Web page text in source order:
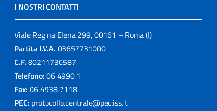
I NOSTRI CONTATTI
Viale Regina Elena 299, 00161 – Roma (I)
Partita I.V.A. 03657731000
C.F. 80211730587
Telefono: 06 4990 1
Fax: 06 4938 7118
PEC: protocollo.centrale@pec.iss.it